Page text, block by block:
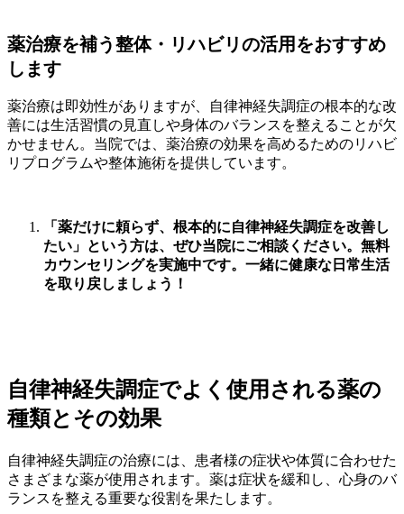
薬治療を補う整体・リハビリの活用をおすすめ
します
薬治療は即効性がありますが、自律神経失調症の根本的な改
善には生活習慣の見直しや身体のバランスを整えることが欠
かせません。当院では、薬治療の効果を高めるためのリハビ
リプログラムや整体施術を提供しています。
「薬だけに頼らず、根本的に自律神経失調症を改善し
たい」という方は、ぜひ当院にご相談ください。無料
カウンセリングを実施中です。一緒に健康な日常生活
を取り戻しましょう！
自律神経失調症でよく使用される薬の
種類とその効果
自律神経失調症の治療には、患者様の症状や体質に合わせた
さまざまな薬が使用されます。薬は症状を緩和し、心身のバ
ランスを整える重要な役割を果たします。